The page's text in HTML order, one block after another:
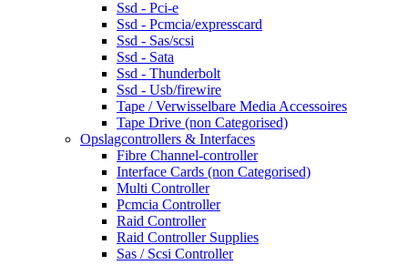
Ssd - Pci-e
Ssd - Pcmcia/expresscard
Ssd - Sas/scsi
Ssd - Sata
Ssd - Thunderbolt
Ssd - Usb/firewire
Tape / Verwisselbare Media Accessoires
Tape Drive (non Categorised)
Opslagcontrollers & Interfaces
Fibre Channel-controller
Interface Cards (non Categorised)
Multi Controller
Pcmcia Controller
Raid Controller
Raid Controller Supplies
Sas / Scsi Controller